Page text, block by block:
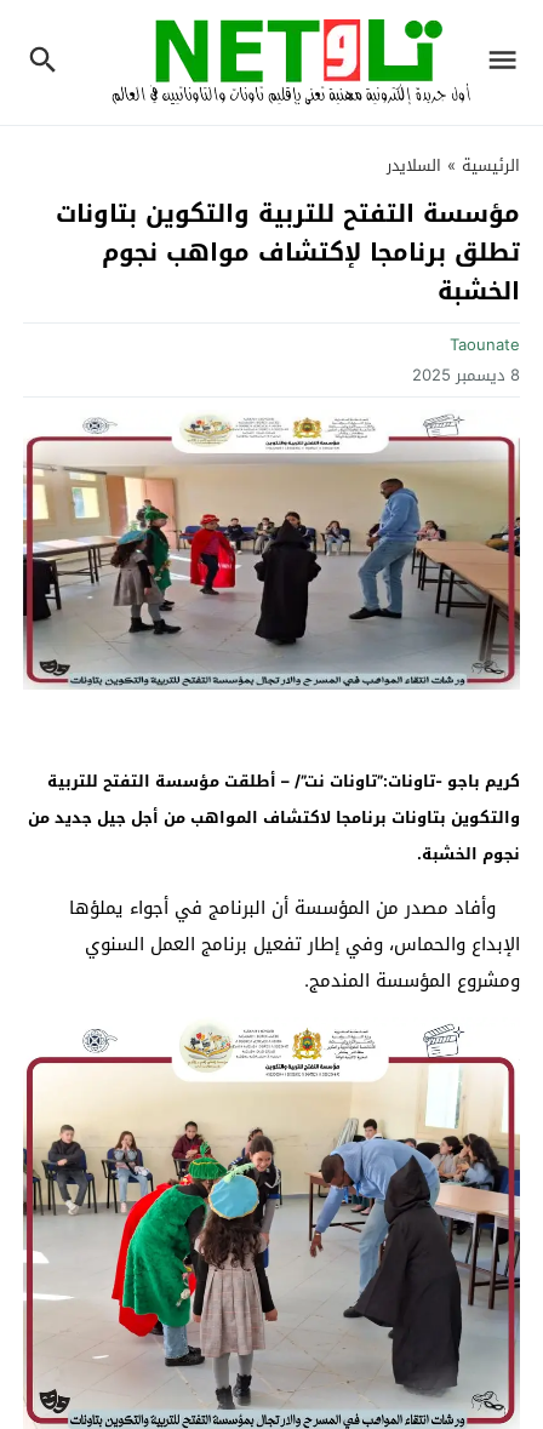
الرئيسية » السلايدر
مؤسسة التفتح للتربية والتكوين بتاونات
تطلق برنامجا لإكتشاف مواهب نجوم
الخشبة‎
Taounate
8 ديسمبر 2025
كريم باجو -تاونات:”تاونات نت”/ – أطلقت مؤسسة التفتح للتربية
والتكوين بتاونات برنامجا لاكتشاف المواهب من أجل جيل جديد من
نجوم الخشبة.
وأفاد مصدر من المؤسسة أن البرنامج في أجواء يملؤها
الإبداع والحماس، وفي إطار تفعيل برنامج العمل السنوي
ومشروع المؤسسة المندمج.